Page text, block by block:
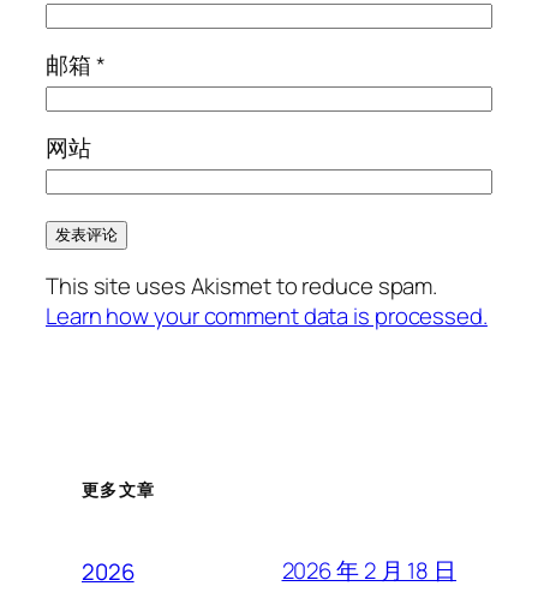
邮箱*
网站
This site uses Akismet to reduce spam.
Learn how your comment data is processed.
更多文章
2026 2026 年 2 月 18 日